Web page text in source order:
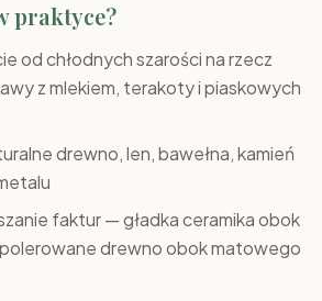
praktyce?
od chłodnych szarości na rzecz
z mlekiem, terakoty i piaskowych
drewno, len, bawełna, kamień
faktur — gładka ceramika obok
drewno obok matowego